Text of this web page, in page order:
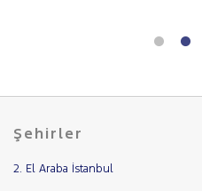
Şehirler
2. El Araba İstanbul